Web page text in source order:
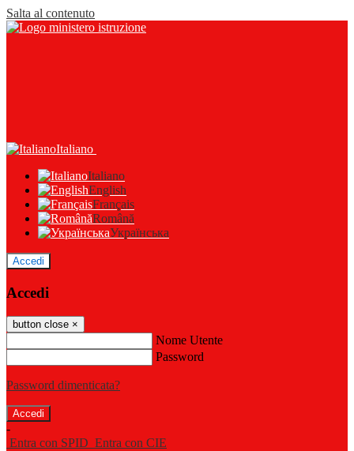
Salta al contenuto
Italiano
Italiano
English
Français
Română
Українська
Accedi
Accedi
button close ×
Nome Utente
Password
Password dimenticata?
-
Entra con SPID Entra con CIE